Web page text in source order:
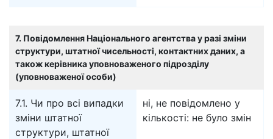
7. Повідомлення Національного агентства у разі зміни
структури, штатної чисельності, контактних даних, а
також керівника уповноваженого підрозділу
(уповноваженої особи)
7.1. Чи про всі випадки
зміни штатної
структури, штатної
ні, не повідомлено у
кількості: не було змін